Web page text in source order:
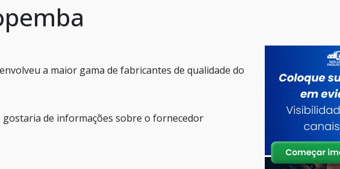
a maior gama de fabricantes de qualidade do
de informações sobre o fornecedor